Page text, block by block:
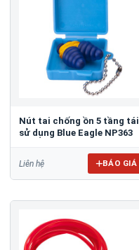
Nút tai chống ồn 5 tầng tái
sử dụng Blue Eagle NP363
Liên hệ BÁO GIÁ